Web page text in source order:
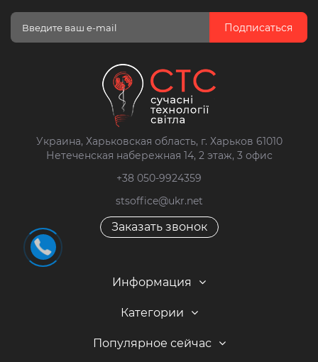
Подписаться
Украина, Харьковская область, г. Харьков 61010
Нетеченская набережная 14, 2 этаж, 3 офис
+38 050-9924359
stsoffice@ukr.net
Заказать звонок
Информация
Категории
Популярное сейчас